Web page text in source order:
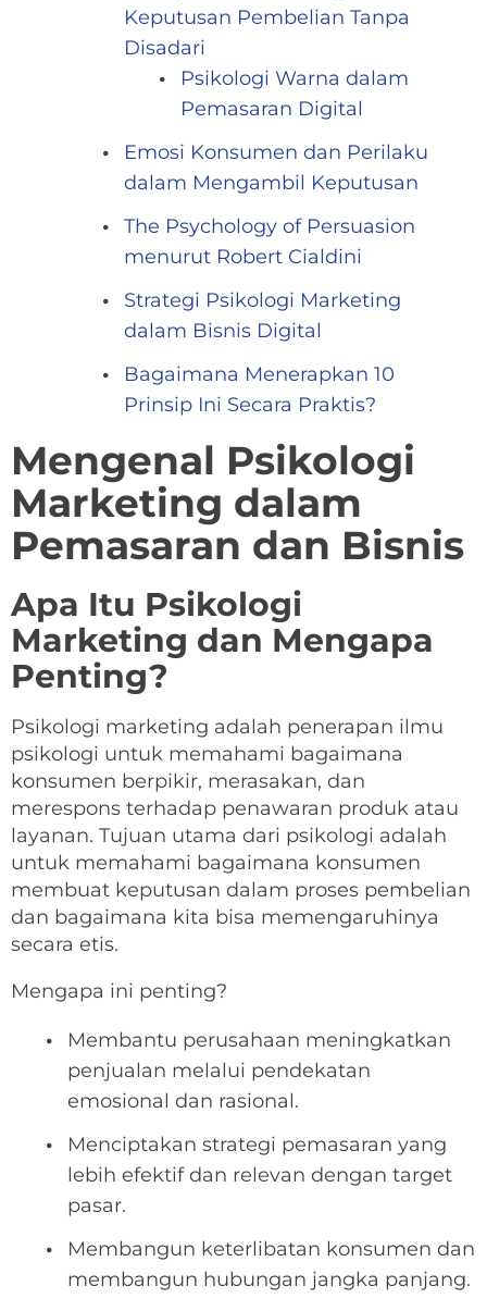
Keputusan Pembelian Tanpa
Disadari
Psikologi Warna dalam
Pemasaran Digital
Emosi Konsumen dan Perilaku
dalam Mengambil Keputusan
The Psychology of Persuasion
menurut Robert Cialdini
Strategi Psikologi Marketing
dalam Bisnis Digital
Bagaimana Menerapkan 10
Prinsip Ini Secara Praktis?
Mengenal Psikologi
Marketing dalam
Pemasaran dan Bisnis
Apa Itu Psikologi
Marketing dan Mengapa
Penting?
Psikologi marketing adalah penerapan ilmu
psikologi untuk memahami bagaimana
konsumen berpikir, merasakan, dan
merespons terhadap penawaran produk atau
layanan. Tujuan utama dari psikologi adalah
untuk memahami bagaimana konsumen
membuat keputusan dalam proses pembelian
dan bagaimana kita bisa memengaruhinya
secara etis.
Mengapa ini penting?
Membantu perusahaan meningkatkan
penjualan melalui pendekatan
emosional dan rasional.
Menciptakan strategi pemasaran yang
lebih efektif dan relevan dengan target
pasar.
Membangun keterlibatan konsumen dan
membangun hubungan jangka panjang.